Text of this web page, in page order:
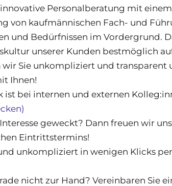
Personalberatung mit
von kaufmännischen Fach- und
und Bedürfnissen im Vordergrund.
unserer Kunden bestmöglich
wir Sie unkompliziert und
Ihnen!
ist bei internen und externen
geweckt? Dann freuen wir
Eintrittstermins!
unkompliziert in wenigen Klicks
nicht zur Hand? Vereinbaren Sie